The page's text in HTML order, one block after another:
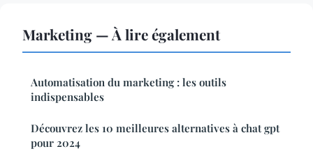
Marketing — À lire également
Automatisation du marketing : les outils
indispensables
Découvrez les 10 meilleures alternatives à chat gpt
pour 2024